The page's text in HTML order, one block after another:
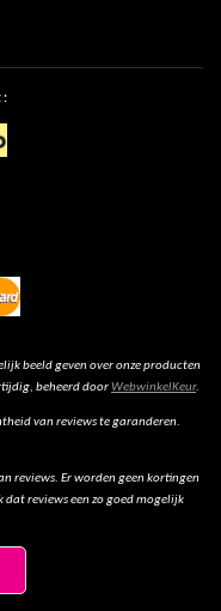
:
beeld geven over onze producten
beheerd doorWebwinkelKeur.
van reviews te garanderen.
reviews. Er worden geen kortingen
reviews een zo goed mogelijk